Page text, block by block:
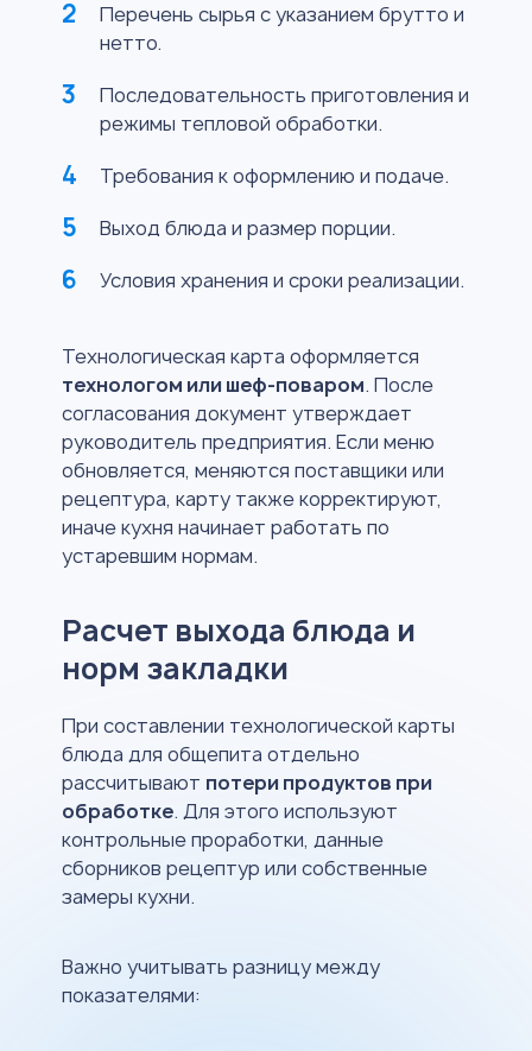
Перечень сырья с указанием брутто и
нетто.
Последовательность приготовления и
режимы тепловой обработки.
Требования к оформлению и подаче.
Выход блюда и размер порции.
Условия хранения и сроки реализации.
Технологическая карта оформляется
технологом или шеф-поваром. После
согласования документ утверждает
руководитель предприятия. Если меню
обновляется, меняются поставщики или
рецептура, карту также корректируют,
иначе кухня начинает работать по
устаревшим нормам.
Расчет выхода блюда и
норм закладки
При составлении технологической карты
блюда для общепита отдельно
рассчитывают потери продуктов при
обработке. Для этого используют
контрольные проработки, данные
сборников рецептур или собственные
замеры кухни.
Важно учитывать разницу между
показателями: